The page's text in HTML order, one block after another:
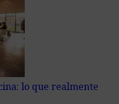
lo que realmente